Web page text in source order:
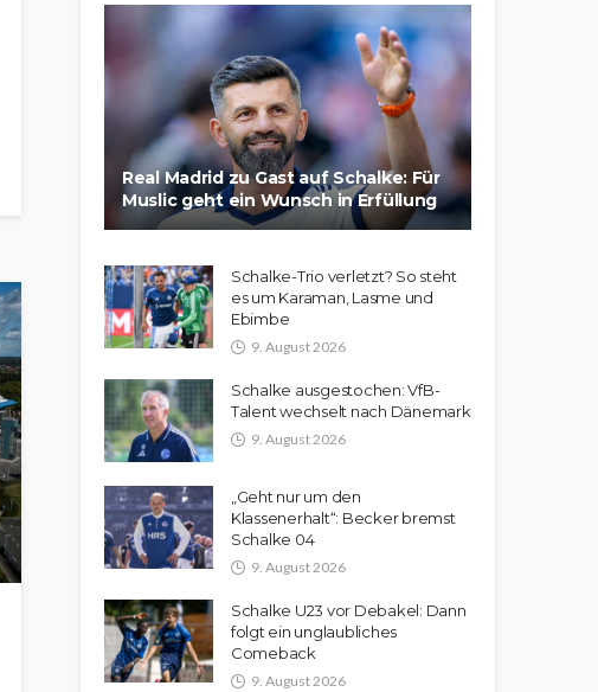
Real Madrid zu Gast auf Schalke: Für
Muslic geht ein Wunsch in Erfüllung
Schalke-Trio verletzt? So steht
es um Karaman, Lasme und
Ebimbe
9. August 2026
Schalke ausgestochen: VfB-
Talent wechselt nach Dänemark
9. August 2026
„Geht nur um den
Klassenerhalt“: Becker bremst
Schalke 04
9. August 2026
Schalke U23 vor Debakel: Dann
folgt ein unglaubliches
Comeback
9. August 2026